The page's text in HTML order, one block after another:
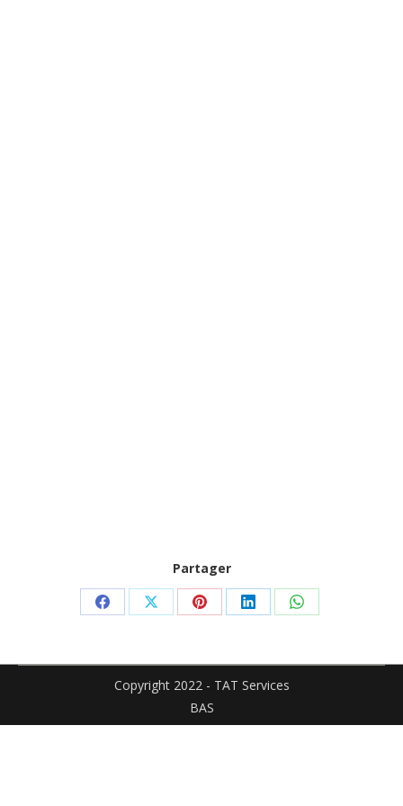
Partager
Partager
Facebook
Partager
X
Partager
Pinterest
Partager
LinkedIn
Partager
WhatsApp
Copyright 2022 - TAT Services
BAS